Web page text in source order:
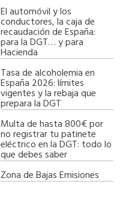
El automóvil y los
conductores, la caja de
recaudación de España:
para la DGT… y para
Hacienda
Tasa de alcoholemia en
España 2026: límites
vigentes y la rebaja que
prepara la DGT
Multa de hasta 800€ por
no registrar tu patinete
eléctrico en la DGT: todo lo
que debes saber
Zona de Bajas Emisiones